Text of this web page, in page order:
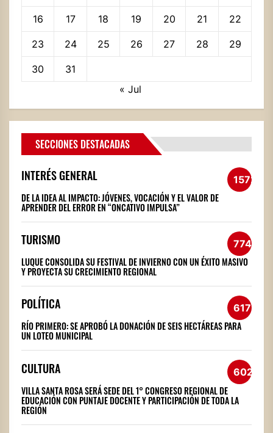
16 17 18 19 20 21 22
23 24 25 26 27 28 29
30
31
« Jul
SECCIONES DESTACADAS
INTERÉS GENERAL 1572
DE LA IDEA AL IMPACTO: JÓVENES, VOCACIÓN Y EL VALOR DE
APRENDER DEL ERROR EN “ONCATIVO IMPULSA”
TURISMO 774
LUQUE CONSOLIDA SU FESTIVAL DE INVIERNO CON UN ÉXITO MASIVO
Y PROYECTA SU CRECIMIENTO REGIONAL
POLÍTICA 617
RÍO PRIMERO: SE APROBÓ LA DONACIÓN DE SEIS HECTÁREAS PARA
UN LOTEO MUNICIPAL
CULTURA 602
VILLA SANTA ROSA SERÁ SEDE DEL 1° CONGRESO REGIONAL DE
EDUCACIÓN CON PUNTAJE DOCENTE Y PARTICIPACIÓN DE TODA LA
REGIÓN